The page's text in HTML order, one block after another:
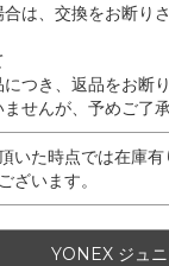
は、交換をお断り
つき、返品をお断
せんが、予めご了承
いた時点では在庫
ざいます。
YONEX ジュ